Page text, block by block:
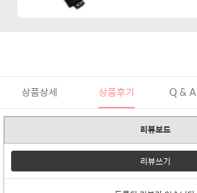
상품상세 상품후기 Q & A
리뷰보드
리뷰쓰기